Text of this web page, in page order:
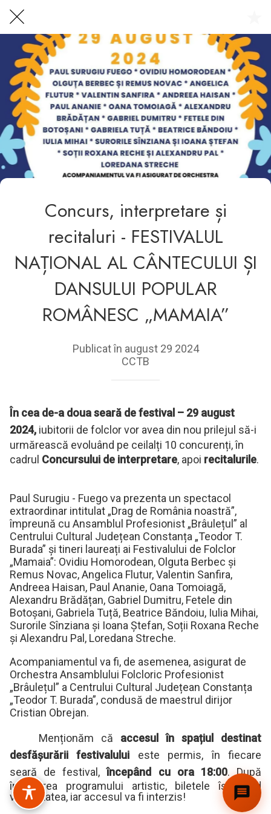
Concurs, interpretare și
recitaluri - FESTIVALUL
NAȚIONAL AL CÂNTECULUI ȘI
DANSULUI POPULAR
ROMÂNESC „MAMAIA”
Publicat în august 29 2024
CCTB
În cea de-a doua seară de festival – 29 august
2024, iubitorii de folclor vor avea din nou prilejul să-i
urmărească evoluând pe ceilalți 10 concurenți, în
cadrul Concursului de interpretare, apoi recitalurile.
Paul Surugiu - Fuego va prezenta un spectacol
extraordinar intitulat „Drag de România noastră”,
împreună cu Ansamblul Profesionist „Brâulețul” al
Centrului Cultural Județean Constanța „Teodor T.
Burada” și tineri laureați ai Festivalului de Folclor
„Mamaia”: Ovidiu Homorodean, Olguta Berbec și
Remus Novac, Angelica Flutur, Valentin Sanfira,
Andreea Haisan, Paul Ananie, Oana Tomoiagă,
Alexandru Brădățan, Gabriel Dumitru, Fetele din
Botoșani, Gabriela Tuță, Beatrice Băndoiu, Iulia Mihai,
Surorile Sînziana și Ioana Ștefan, Soții Roxana Reche
și Alexandru Pal, Loredana Streche.
Acompaniamentul va fi, de asemenea, asigurat de
Orchestra Ansamblului Folcloric Profesionist
„Brâulețul” a Centrului Cultural Județean Constanța
„Teodor T. Burada”, condusă de maestrul dirijor
Cristian Obrejan.
Menționăm că accesul în spațiul destinat
desfășurării festivalului este permis, în fiecare
seară de festival,începând cu ora 18:00. După
începerea programului artistic, biletele își pierd
valabilitatea, iar accesul va fi interzis!
Centrul Burada 🇷🇴 🇬🇧
Asistentul Centrului Cultural Teodor T. Burada